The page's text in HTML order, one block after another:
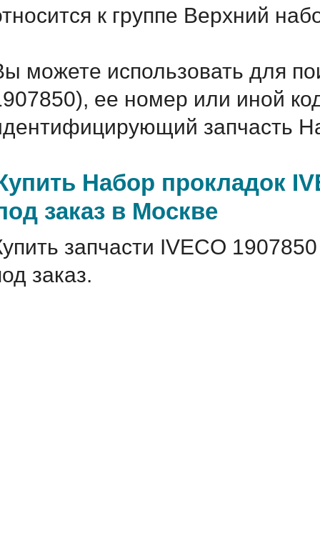
к группе Верхний
можете использовать для
ее номер или иной
запчасть
Набор прокладок
заказ в Москве
запчасти IVECO
заказ.